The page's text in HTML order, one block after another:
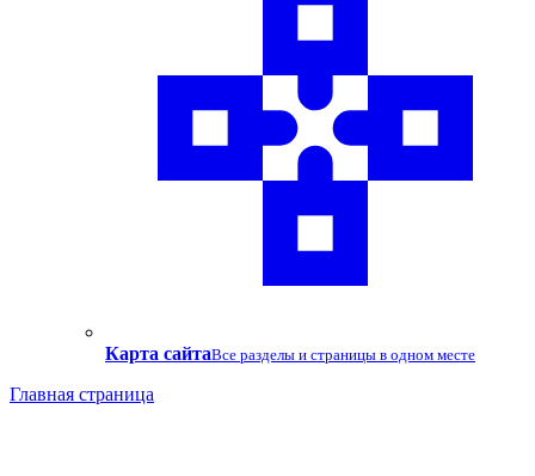
Карта сайтаВсе разделы и страницы в одном месте
Главная страница